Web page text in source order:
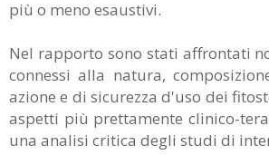
più o meno esaustivi.
Nel rapporto sono stati affrontati
connessi alla natura,
azione e di sicurezza d'uso dei
aspetti più prettamente clinico-
una analisi critica degli studi di